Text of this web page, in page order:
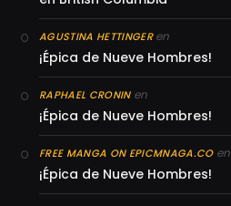
AGUSTINA HETTINGERen
¡Épica de Nueve Hombres!
RAPHAEL CRONINen
¡Épica de Nueve Hombres!
FREE MANGA ON EPICMNAGA.COen
¡Épica de Nueve Hombres!